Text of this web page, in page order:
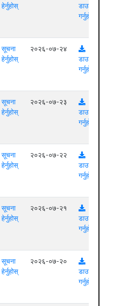
हेर्नुहोस्
डाउनलोड
गर्नुहोस्
सूचना
हेर्नुहोस्
२०२६-०७-२४
डाउनलोड
गर्नुहोस्
सूचना
हेर्नुहोस्
२०२६-०७-२३
डाउनलोड
गर्नुहोस्
सूचना
हेर्नुहोस्
२०२६-०७-२२
डाउनलोड
गर्नुहोस्
सूचना
हेर्नुहोस्
२०२६-०७-२१
डाउनलोड
गर्नुहोस्
सूचना
हेर्नुहोस्
२०२६-०७-२०
डाउनलोड
गर्नुहोस्